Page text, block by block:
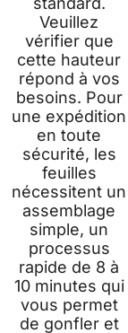
Veuillez
vérifier que
cette hauteur
répond à vos
besoins. Pour
une expédition
en toute
sécurité, les
feuilles
nécessitent un
assemblage
simple, un
processus
rapide de 8 à
10 minutes qui
vous permet
de gonfler et